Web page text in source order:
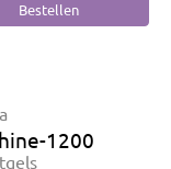
1200